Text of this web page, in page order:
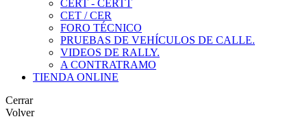
CERT - CERTT
CET / CER
FORO TÉCNICO
PRUEBAS DE VEHÍCULOS DE CALLE.
VIDEOS DE RALLY.
A CONTRATRAMO
TIENDA ONLINE
Cerrar
Volver